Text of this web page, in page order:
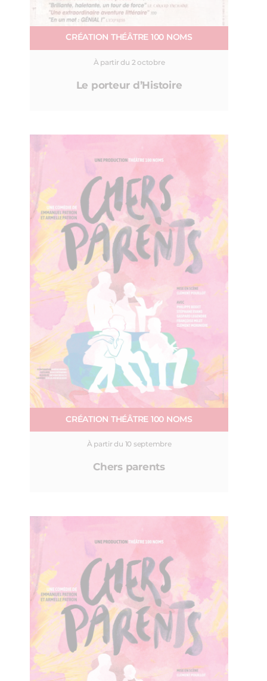
CRÉATION THÉÂTRE 100 NOMS
À partir du 2 octobre
Le porteur d’Histoire
CRÉATION THÉÂTRE 100 NOMS
À partir du 10 septembre
Chers parents